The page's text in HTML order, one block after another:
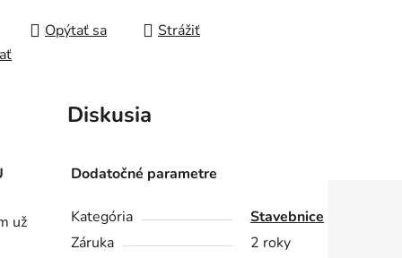
Opýtať sa
Strážiť
Diskusia
už
Dodatočné parametre
Kategória
Stavebnice
Záruka
2 roky